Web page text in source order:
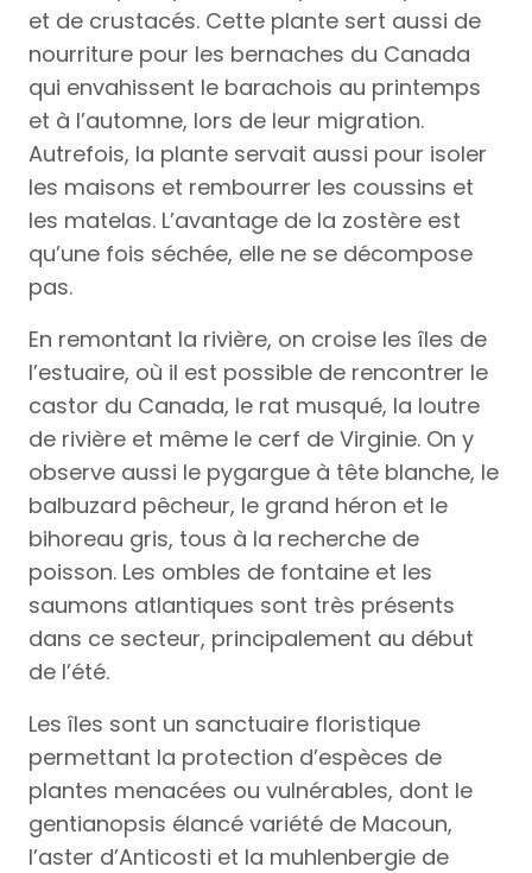
et de crustacés. Cette plante sert aussi de
nourriture pour les bernaches du Canada
qui envahissent le barachois au printemps
et à l’automne, lors de leur migration.
Autrefois, la plante servait aussi pour isoler
les maisons et rembourrer les coussins et
les matelas. L’avantage de la zostère est
qu’une fois séchée, elle ne se décompose
pas.
En remontant la rivière, on croise les îles de
l’estuaire, où il est possible de rencontrer le
castor du Canada, le rat musqué, la loutre
de rivière et même le cerf de Virginie. On y
observe aussi le pygargue à tête blanche, le
balbuzard pêcheur, le grand héron et le
bihoreau gris, tous à la recherche de
poisson. Les ombles de fontaine et les
saumons atlantiques sont très présents
dans ce secteur, principalement au début
de l’été.
Les îles sont un sanctuaire floristique
permettant la protection d’espèces de
plantes menacées ou vulnérables, dont le
gentianopsis élancé variété de Macoun,
l’aster d’Anticosti et la muhlenbergie de